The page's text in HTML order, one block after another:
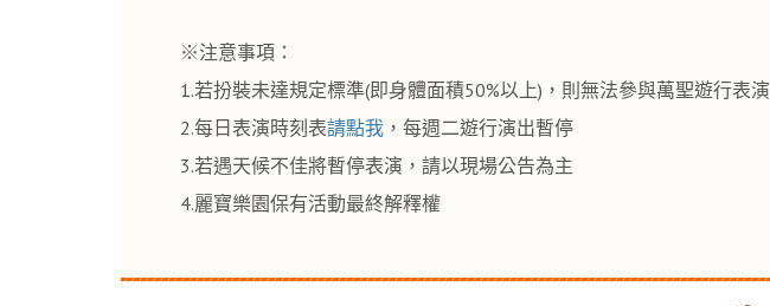
※注意事項：
1.若扮裝未達規定標準(即身體面積50%以上)，則無法參與萬聖遊行表演
2.每日表演時刻表請點我 ，每週二遊行演出暫停
3.若遇天候不佳將暫停表演，請以現場公告為主
4.麗寶樂園保有活動最終解釋權